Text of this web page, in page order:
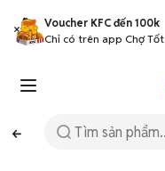
Voucher KFC đến 100k
Chỉ có trên app Chợ Tốt